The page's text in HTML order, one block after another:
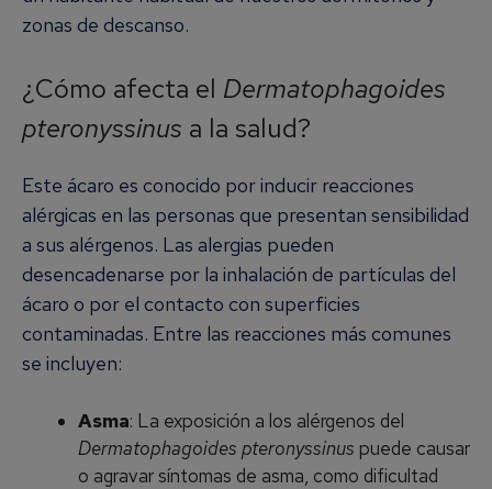
zonas de descanso.
¿Cómo afecta el Dermatophagoides
pteronyssinus a la salud?
Este ácaro es conocido por inducir reacciones
alérgicas en las personas que presentan sensibilidad
a sus alérgenos. Las alergias pueden
desencadenarse por la inhalación de partículas del
ácaro o por el contacto con superficies
contaminadas. Entre las reacciones más comunes
se incluyen:
Asma: La exposición a los alérgenos del
Dermatophagoides pteronyssinus puede causar
o agravar síntomas de asma, como dificultad